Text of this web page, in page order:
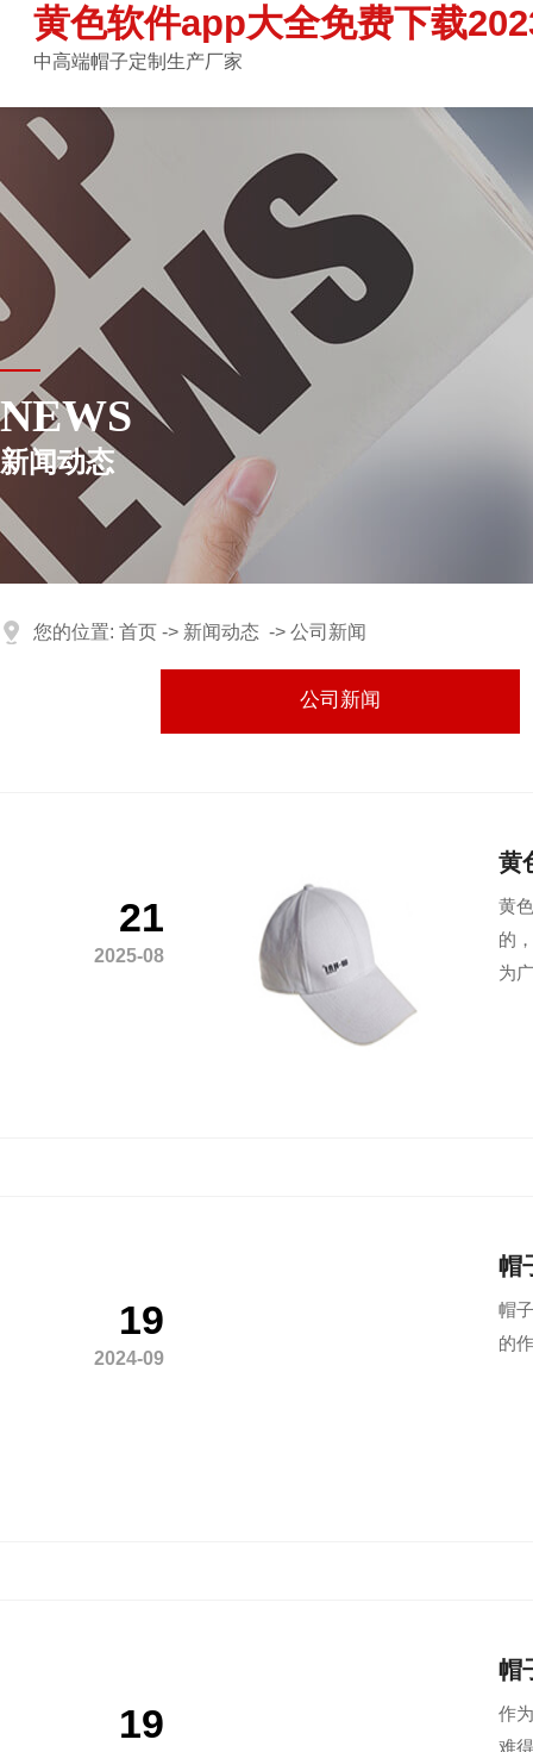
黄色软件app大全免费下载
中高端帽子定制生产厂家
NEWS
新闻动态
您的位置: 首页 -> 新闻动态 -> 公司新闻
公司新闻
21
2025-08
黄
黄
的
为广
19
2024-09
帽
帽
的作
19
帽
作
难